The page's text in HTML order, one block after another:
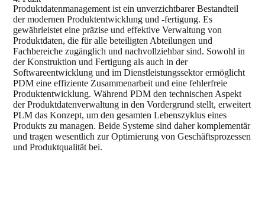
Produktdatenmanagement ist ein unverzichtbarer Bestandteil
der modernen Produktentwicklung und -fertigung. Es
gewährleistet eine präzise und effektive Verwaltung von
Produktdaten, die für alle beteiligten Abteilungen und
Fachbereiche zugänglich und nachvollziehbar sind. Sowohl in
der Konstruktion und Fertigung als auch in der
Softwareentwicklung und im Dienstleistungssektor ermöglicht
PDM eine effiziente Zusammenarbeit und eine fehlerfreie
Produktentwicklung. Während PDM den technischen Aspekt
der Produktdatenverwaltung in den Vordergrund stellt, erweitert
PLM das Konzept, um den gesamten Lebenszyklus eines
Produkts zu managen. Beide Systeme sind daher komplementär
und tragen wesentlich zur Optimierung von Geschäftsprozessen
und Produktqualität bei.